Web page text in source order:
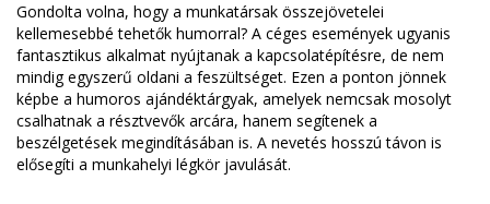
Gondolta volna, hogy a munkatársak összejövetelei
kellemesebbé tehetők humorral? A céges események ugyanis
fantasztikus alkalmat nyújtanak a kapcsolatépítésre, de nem
mindig egyszerű oldani a feszültséget. Ezen a ponton jönnek
képbe a humoros ajándéktárgyak, amelyek nemcsak mosolyt
csalhatnak a résztvevők arcára, hanem segítenek a
beszélgetések megindításában is. A nevetés hosszú távon is
elősegíti a munkahelyi légkör javulását.